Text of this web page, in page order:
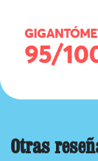
95/
Otras